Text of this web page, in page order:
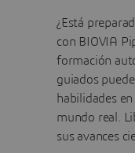
¿Está
con BIOVIA
formación
guiados
habilidades
mundo real.
sus avances